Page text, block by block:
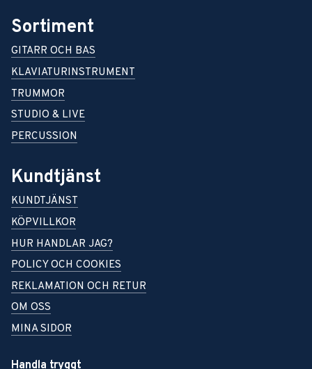
Sortiment
GITARR OCH BAS
KLAVIATURINSTRUMENT
TRUMMOR
STUDIO & LIVE
PERCUSSION
Kundtjänst
KUNDTJÄNST
KÖPVILLKOR
HUR HANDLAR JAG?
POLICY OCH COOKIES
REKLAMATION OCH RETUR
OM OSS
MINA SIDOR
Handla tryggt